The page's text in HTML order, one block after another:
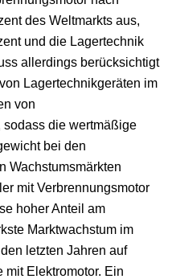
des Weltmarkts aus,
und die Lagertechnik
allerdings berücksichtigt
Lagertechnikgeräten im
von
die wertmäßige
bei den
Wachstumsmärkten
mit Verbrennungsmotor
hoher Anteil am
Marktwachstum im
letzten Jahren auf
mit Elektromotor. Ein